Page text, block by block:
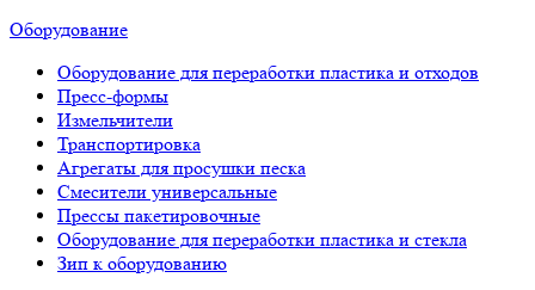
Оборудование
Оборудование для переработки пластика и отходов
Пресс-формы
Измельчители
Транспортировка
Агрегаты для просушки песка
Смесители универсальные
Прессы пакетировочные
Оборудование для переработки пластика и стекла
Зип к оборудованию